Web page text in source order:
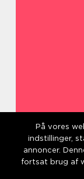
På vores
indstillinger,
annoncer.
fortsat brug af